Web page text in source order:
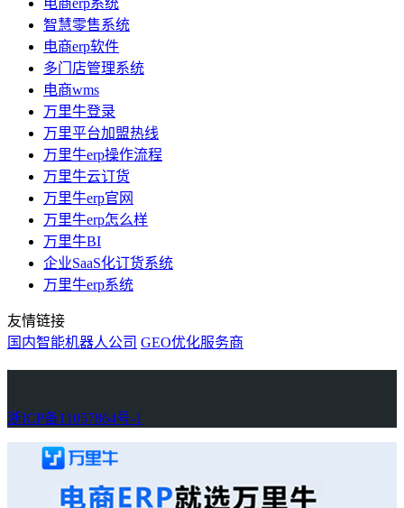
智慧零售系统
电商erp软件
多门店管理系统
电商wms
万里牛登录
万里平台加盟热线
万里牛erp操作流程
万里牛云订货
万里牛erp官网
万里牛erp怎么样
万里牛BI
企业SaaS化订货系统
万里牛erp系统
友情链接
国内智能机器人公司 GEO优化服务商
浙ICP备11057864号-1